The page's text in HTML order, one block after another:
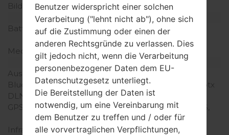
Bildschirmfarben
16M Farben
Batterie und Tastatur
Batteriekapazität
Non-Abnehmbar Li-Ion
2550 mAh
Mechanische Tastatur
Interfaces
Ausgabe für Audio
3.5mm jack
Bluetooth
Version 4.1, A2DP, LE, aptx
DLNA
Ja
GPS
Ja, mit A-GPS, GLONASS,
BDS
Infrarotanschluss
Ja
Benutzer widerspricht einer solchen
Verarbeitung ("lehnt nicht ab"), ohne sich
auf die Zustimmung oder einen der
anderen Rechtsgründe zu verlassen. Dies
gilt jedoch nicht, wenn die Verarbeitung
personenbezogener Daten dem EU-
Datenschutzgesetz unterliegt.
Die Bereitstellung der Daten ist
notwendig, um eine Vereinbarung mit
dem Benutzer zu treffen und / oder für
alle vorvertraglichen Verpflichtungen,